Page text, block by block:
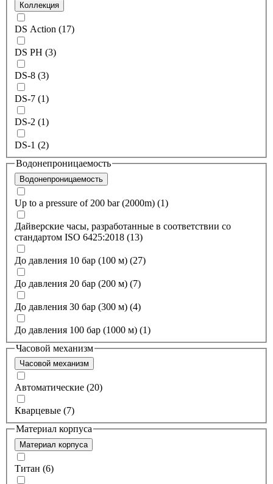
Коллекция
DS Action (17)
DS PH (3)
DS-8 (3)
DS-7 (1)
DS-2 (1)
DS-1 (2)
Водонепроницаемость
Водонепроницаемость
Up to a pressure of 200 bar (2000m) (1)
Дайверские часы, разработанные в соответствии со
стандартом ISO 6425:2018 (13)
До давления 10 бар (100 м) (27)
До давления 20 бар (200 м) (7)
До давления 30 бар (300 м) (4)
До давления 100 бар (1000 м) (1)
Часовой механизм
Часовой механизм
Автоматические (20)
Кварцевые (7)
Материал корпуса
Материал корпуса
Титан (6)